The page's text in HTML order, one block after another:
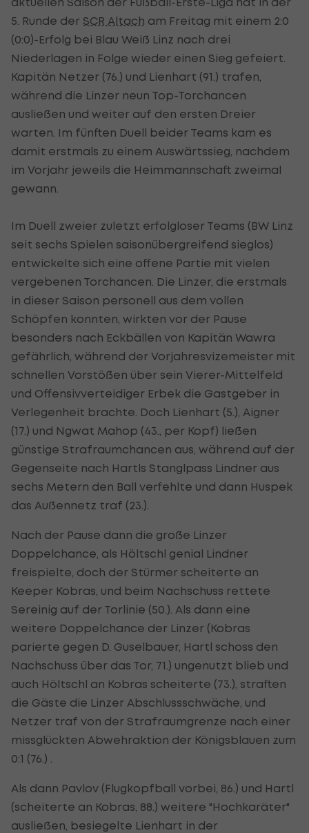
5. Runde der SCR Altach am Freitag mit einem 2:0
(0:0)-Erfolg bei Blau Weiß Linz nach drei
Niederlagen in Folge wieder einen Sieg gefeiert.
Kapitän Netzer (76.) und Lienhart (91.) trafen,
während die Linzer neun Top-Torchancen
ausließen und weiter auf den ersten Dreier
warten. Im fünften Duell beider Teams kam es
damit erstmals zu einem Auswärtssieg, nachdem
im Vorjahr jeweils die Heimmannschaft zweimal
gewann.
Im Duell zweier zuletzt erfolgloser Teams (BW Linz
seit sechs Spielen saisonübergreifend sieglos)
entwickelte sich eine offene Partie mit vielen
vergebenen Torchancen. Die Linzer, die erstmals
in dieser Saison personell aus dem vollen
Schöpfen konnten, wirkten vor der Pause
besonders nach Eckbällen von Kapitän Wawra
gefährlich, während der Vorjahresvizemeister mit
schnellen Vorstößen über sein Vierer-Mittelfeld
und Offensivverteidiger Erbek die Gastgeber in
Verlegenheit brachte. Doch Lienhart (5.), Aigner
(17.) und Ngwat Mahop (43., per Kopf) ließen
günstige Strafraumchancen aus, während auf der
Gegenseite nach Hartls Stanglpass Lindner aus
sechs Metern den Ball verfehlte und dann Huspek
das Außennetz traf (23.).
Nach der Pause dann die große Linzer
Doppelchance, als Höltschl genial Lindner
freispielte, doch der Stürmer scheiterte an
Keeper Kobras, und beim Nachschuss rettete
Sereinig auf der Torlinie (50.). Als dann eine
weitere Doppelchance der Linzer (Kobras
parierte gegen D. Guselbauer, Hartl schoss den
Nachschuss über das Tor, 71.) ungenutzt blieb und
auch Höltschl an Kobras scheiterte (73.), straften
die Gäste die Linzer Abschlussschwäche, und
Netzer traf von der Strafraumgrenze nach einer
missglückten Abwehraktion der Königsblauen zum
0:1 (76.) .
Als dann Pavlov (Flugkopfball vorbei, 86.) und Hartl
(scheiterte an Kobras, 88.) weitere "Hochkaräter"
ausließen, besiegelte Lienhart in der